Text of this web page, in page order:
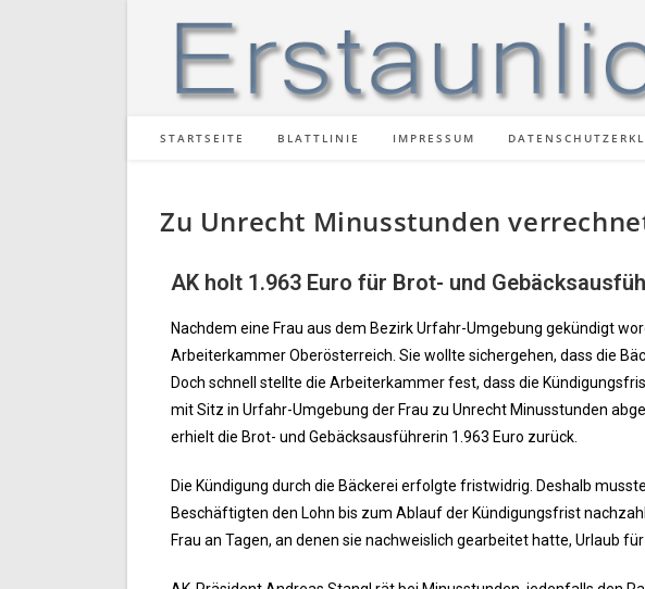
STARTSEITE BLATTLINIE IMPRESSUM
Zu Unrecht Minusstunden
AK holt 1.963 Euro für Brot- und
Nachdem eine Frau aus dem Bezirk Urfahr-Umgebung gekündigt
Arbeiterkammer Oberösterreich. Sie wollte sichergehen, dass die
Doch schnell stellte die Arbeiterkammer fest, dass die
mit Sitz in Urfahr-Umgebung der Frau zu Unrecht Minusstunden
erhielt die Brot- und Gebäcksausführerin 1.963 Euro zurück.
Die Kündigung durch die Bäckerei erfolgte fristwidrig. Deshalb
Beschäftigten den Lohn bis zum Ablauf der Kündigungsfrist
Frau an Tagen, an denen sie nachweislich gearbeitet hatte, Urlaub